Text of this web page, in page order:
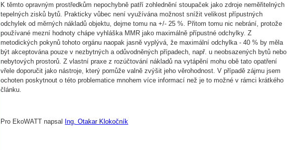
K těmto opravným prostředkům nepochybně patří zohlednění stoupaček jako zdroje neměřitelných
tepelných zisků bytů. Prakticky vůbec není využívána možnost snížit velikost přípustných
odchylek od měrných nákladů objektu, dejme tomu na +/- 25 %. Přitom tomu nic nebrání, protože
používané mezní hodnoty chápe vyhláška MMR jako maximálně přípustné odchylky. Z
metodických pokynů tohoto orgánu naopak jasně vyplývá, že maximální odchylka - 40 % by měla
být akceptována pouze v nezbytných a odůvodněných případech, např. u neobsazených bytů nebo
nebytových prostorů. Z vlastní praxe z rozúčtování nákladů na vytápění mohu obě tato opatření
vřele doporučit jako nástroje, který pomůže valně zvýšit jeho věrohodnost. V případě zájmu jsem
ochoten poskytnout o této problematice mnohem více informací než je to možné v rámci krátkého
článku.
Pro EkoWATT napsal Ing. Otakar Klokočník